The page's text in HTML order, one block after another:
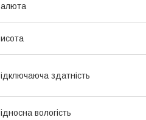
здатність
вологість